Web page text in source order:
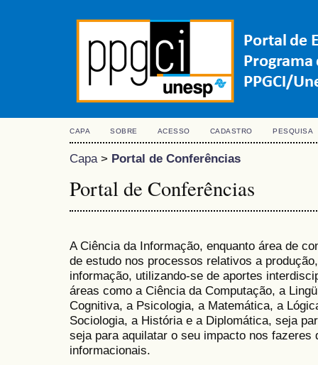
CAPA SOBRE ACESSO CADASTRO PESQUISA
Capa> Portal de Conferências
Portal de Conferências
A Ciência da Informação, enquanto área de
de estudo nos processos relativos a
informação, utilizando-se de aportes
áreas como a Ciência da Computação, a
Cognitiva, a Psicologia, a Matemática, a
Sociologia, a História e a Diplomática, seja
seja para aquilatar o seu impacto nos fazeres
informacionais.